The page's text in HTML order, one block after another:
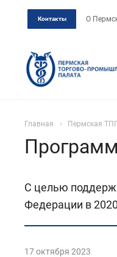
Контакты О
Главная Пермская
С целью
Федерации в
17 октября 2023